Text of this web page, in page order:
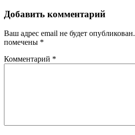
Добавить комментарий
Ваш адрес email не будет опубликован.
помечены *
Комментарий *